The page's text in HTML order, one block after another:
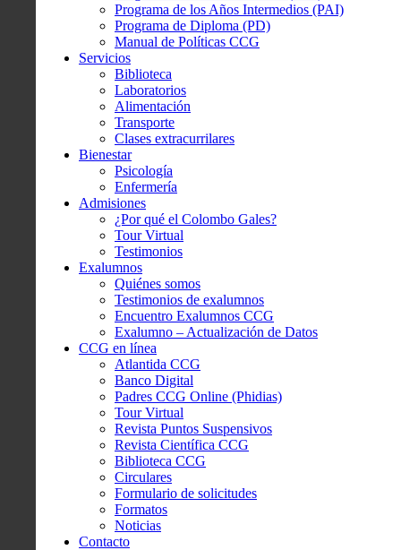
Programa de los Años Intermedios (PAI)
Programa de Diploma (PD)
Manual de Políticas CCG
Servicios
Biblioteca
Laboratorios
Alimentación
Transporte
Clases extracurrilares
Bienestar
Psicología
Enfermería
Admisiones
¿Por qué el Colombo Gales?
Tour Virtual
Testimonios
Exalumnos
Quiénes somos
Testimonios de exalumnos
Encuentro Exalumnos CCG
Exalumno – Actualización de Datos
CCG en línea
Atlantida CCG
Banco Digital
Padres CCG Online (Phidias)
Tour Virtual
Revista Puntos Suspensivos
Revista Científica CCG
Biblioteca CCG
Circulares
Formulario de solicitudes
Formatos
Noticias
Contacto